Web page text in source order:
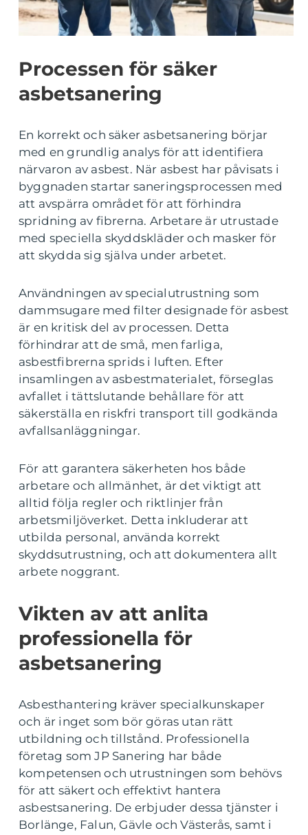
Processen för säker
asbetsanering
En korrekt och säker asbetsanering börjar
med en grundlig analys för att identifiera
närvaron av asbest. När asbest har påvisats i
byggnaden startar saneringsprocessen med
att avspärra området för att förhindra
spridning av fibrerna. Arbetare är utrustade
med speciella skyddskläder och masker för
att skydda sig själva under arbetet.
Användningen av specialutrustning som
dammsugare med filter designade för asbest
är en kritisk del av processen. Detta
förhindrar att de små, men farliga,
asbestfibrerna sprids i luften. Efter
insamlingen av asbestmaterialet, förseglas
avfallet i tättslutande behållare för att
säkerställa en riskfri transport till godkända
avfallsanläggningar.
För att garantera säkerheten hos både
arbetare och allmänhet, är det viktigt att
alltid följa regler och riktlinjer från
arbetsmiljöverket. Detta inkluderar att
utbilda personal, använda korrekt
skyddsutrustning, och att dokumentera allt
arbete noggrant.
Vikten av att anlita
professionella för
asbetsanering
Asbesthantering kräver specialkunskaper
och är inget som bör göras utan rätt
utbildning och tillstånd. Professionella
företag som JP Sanering har både
kompetensen och utrustningen som behövs
för att säkert och effektivt hantera
asbestsanering. De erbjuder dessa tjänster i
Borlänge, Falun, Gävle och Västerås, samt i